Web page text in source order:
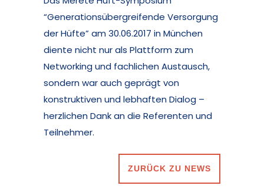
“Generationsübergreifende Versorgung
der Hüfte” am 30.06.2017 in München
diente nicht nur als Plattform zum
Networking und fachlichen Austausch,
sondern war auch geprägt von
konstruktiven und lebhaften Dialog –
herzlichen Dank an die Referenten und
Teilnehmer.
ZURÜCK ZU NEWS